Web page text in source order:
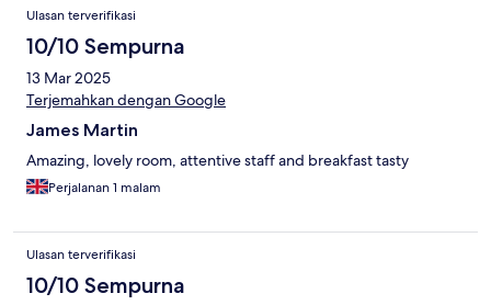
Ulasan terverifikasi
10/10 Sempurna
13 Mar 2025
Terjemahkan dengan Google
James Martin
Amazing, lovely room, attentive staff and breakfast tasty
Perjalanan 1 malam
Ulasan terverifikasi
10/10 Sempurna